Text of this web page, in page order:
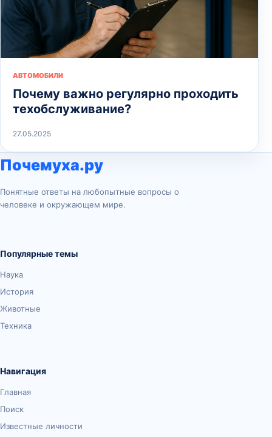
АВТОМОБИЛИ
Почему важно регулярно проходить
техобслуживание?
27.05.2025
Почемуха.ру
Понятные ответы на любопытные вопросы о
человеке и окружающем мире.
Популярные темы
Наука
История
Животные
Техника
Навигация
Главная
Поиск
Известные личности